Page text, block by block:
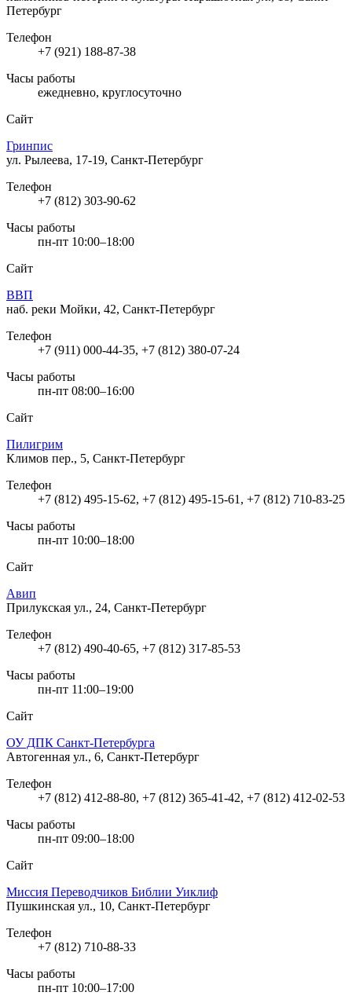
Петербург
Телефон
+7 (921) 188-87-38
Часы работы
ежедневно, круглосуточно
Сайт
Гринпис
ул. Рылеева, 17-19, Санкт-Петербург
Телефон
+7 (812) 303-90-62
Часы работы
пн-пт 10:00–18:00
Сайт
ВВП
наб. реки Мойки, 42, Санкт-Петербург
Телефон
+7 (911) 000-44-35, +7 (812) 380-07-24
Часы работы
пн-пт 08:00–16:00
Сайт
Пилигрим
Климов пер., 5, Санкт-Петербург
Телефон
+7 (812) 495-15-62, +7 (812) 495-15-61, +7 (812) 710-83-25
Часы работы
пн-пт 10:00–18:00
Сайт
Авип
Прилукская ул., 24, Санкт-Петербург
Телефон
+7 (812) 490-40-65, +7 (812) 317-85-53
Часы работы
пн-пт 11:00–19:00
Сайт
ОУ ДПК Санкт-Петербурга
Автогенная ул., 6, Санкт-Петербург
Телефон
+7 (812) 412-88-80, +7 (812) 365-41-42, +7 (812) 412-02-53
Часы работы
пн-пт 09:00–18:00
Сайт
Миссия Переводчиков Библии Уиклиф
Пушкинская ул., 10, Санкт-Петербург
Телефон
+7 (812) 710-88-33
Часы работы
пн-пт 10:00–17:00